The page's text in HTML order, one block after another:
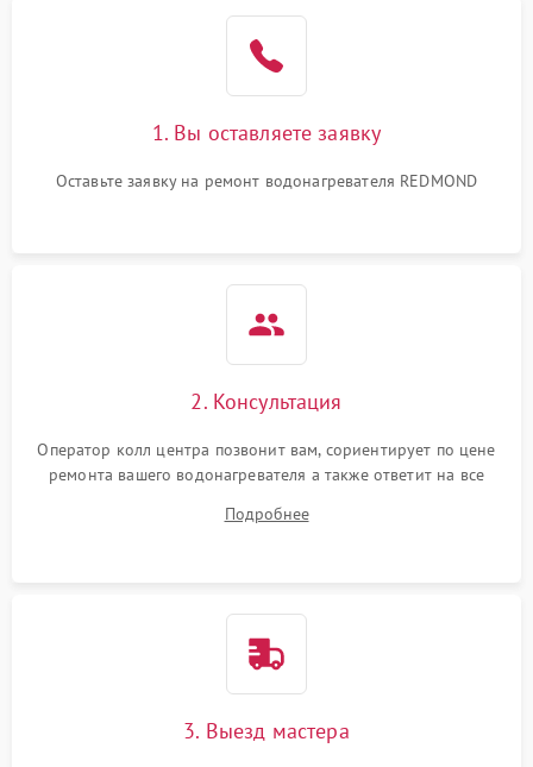
1. Вы оставляете заявку
Оставьте заявку на ремонт водонагревателя REDMOND
2. Консультация
Оператор колл центра позвонит вам, сориентирует по цене
ремонта вашего водонагревателя а также ответит на все
Подробнее
3. Выезд мастера